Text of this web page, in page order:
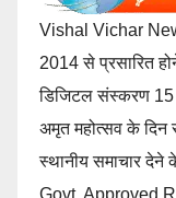
Vishal Vichar News
2014 से प्रसारित
डिजिटल संस्करण
अमृत महोत्सव के
स्थानीय समाचार देने
Govt. Approved